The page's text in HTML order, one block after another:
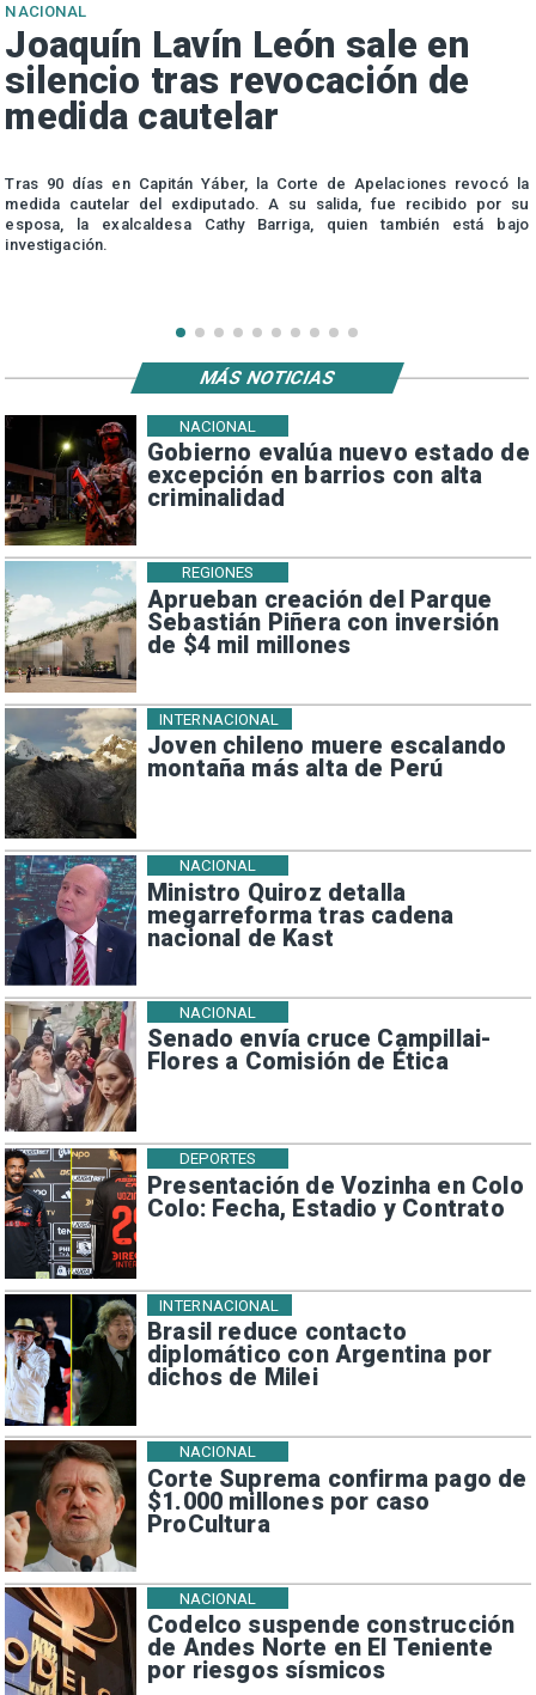
NACIONAL
Joaquín Lavín León sale en
silencio tras revocación de
medida cautelar
Tras 90 días en Capitán Yáber, la Corte de Apelaciones revocó la
medida cautelar del exdiputado. A su salida, fue recibido por su
esposa, la exalcaldesa Cathy Barriga, quien también está bajo
investigación.
Gobierno evalúa nuevo estado de
excepción en barrios con alta
criminalidad
NACIONAL
Aprueban creación del Parque
Sebastián Piñera con inversión
de $4 mil millones
REGIONES
Joven chileno muere escalando
montaña más alta de Perú
INTERNACIONAL
Ministro Quiroz detalla
megarreforma tras cadena
nacional de Kast
NACIONAL
Senado envía cruce Campillai-
Flores a Comisión de Ética
NACIONAL
Presentación de Vozinha en Colo
Colo: Fecha, Estadio y Contrato
DEPORTES
Brasil reduce contacto
diplomático con Argentina por
dichos de Milei
INTERNACIONAL
Corte Suprema confirma pago de
$1.000 millones por caso
ProCultura
NACIONAL
Codelco suspende construcción
de Andes Norte en El Teniente
por riesgos sísmicos
NACIONAL
MÁS NOTICIAS